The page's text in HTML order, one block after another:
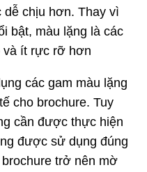
dễ chịu hơn. Thay vì
bật, màu lặng là các
và ít rực rỡ hơn
các gam màu lặng
cho brochure. Tuy
cần được thực hiện
được sử dụng đúng
trở nên mờ